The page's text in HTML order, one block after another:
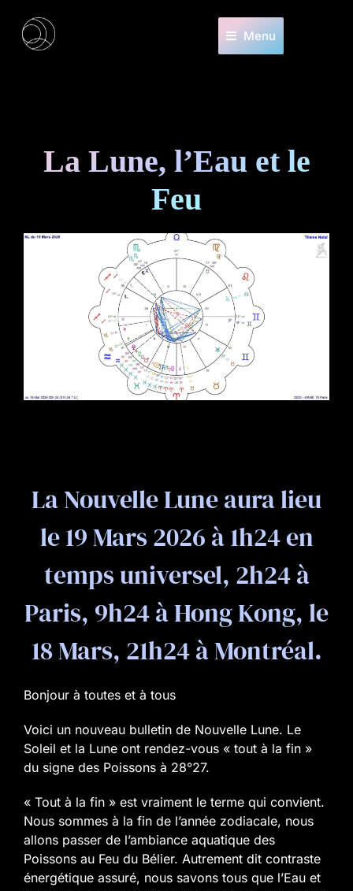
Menu
La Lune, l’Eau et le
Feu
La Nouvelle Lune aura lieu
le 19 Mars 2026 à 1h24 en
temps universel, 2h24 à
Paris, 9h24 à Hong Kong, le
18 Mars, 21h24 à Montréal.
Bonjour à toutes et à tous
Voici un nouveau bulletin de Nouvelle Lune. Le
Soleil et la Lune ont rendez-vous « tout à la fin »
du signe des Poissons à 28°27.
« Tout à la fin » est vraiment le terme qui convient.
Nous sommes à la fin de l’année zodiacale, nous
allons passer de l’ambiance aquatique des
Poissons au Feu du Bélier. Autrement dit contraste
énergétique assuré, nous savons tous que l’Eau et